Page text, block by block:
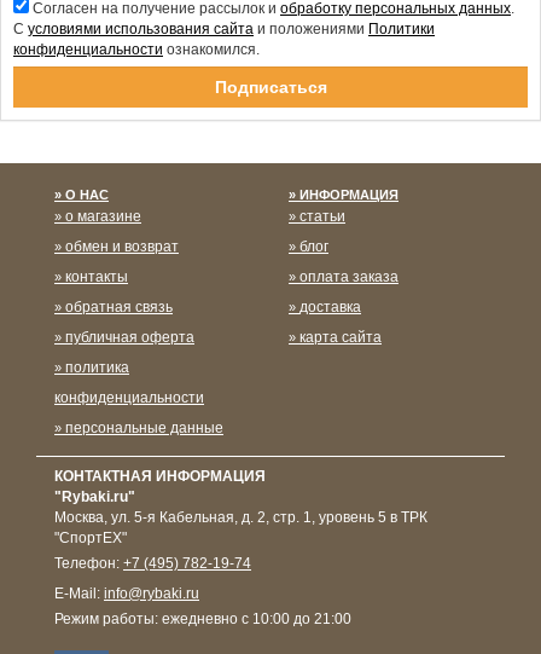
Согласен на получение рассылок и
условиями использования сайта
ознакомился.
Спасибо за подписку!
О НАС
персональные данные
ИНФОРМАЦИЯ
КОНТАКТНАЯ ИНФОРМАЦИЯ
"Rybaki.ru"
Москва,ул. 5-я Кабельная, д. 2, стр. 1, уровень 5 в ТРК
"СпортЕХ"
Телефон:+7 (495) 782-19-74